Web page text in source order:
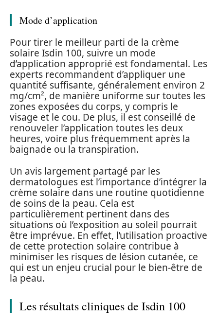
Mode d’application
Pour tirer le meilleur parti de la crème
solaire Isdin 100, suivre un mode
d’application approprié est fondamental. Les
experts recommandent d’appliquer une
quantité suffisante, généralement environ 2
mg/cm², de manière uniforme sur toutes les
zones exposées du corps, y compris le
visage et le cou. De plus, il est conseillé de
renouveler l’application toutes les deux
heures, voire plus fréquemment après la
baignade ou la transpiration.
Un avis largement partagé par les
dermatologues est l’importance d’intégrer la
crème solaire dans une routine quotidienne
de soins de la peau. Cela est
particulièrement pertinent dans des
situations où l’exposition au soleil pourrait
être imprévue. En effet, l’utilisation proactive
de cette protection solaire contribue à
minimiser les risques de lésion cutanée, ce
qui est un enjeu crucial pour le bien-être de
la peau.
Les résultats cliniques de Isdin 100